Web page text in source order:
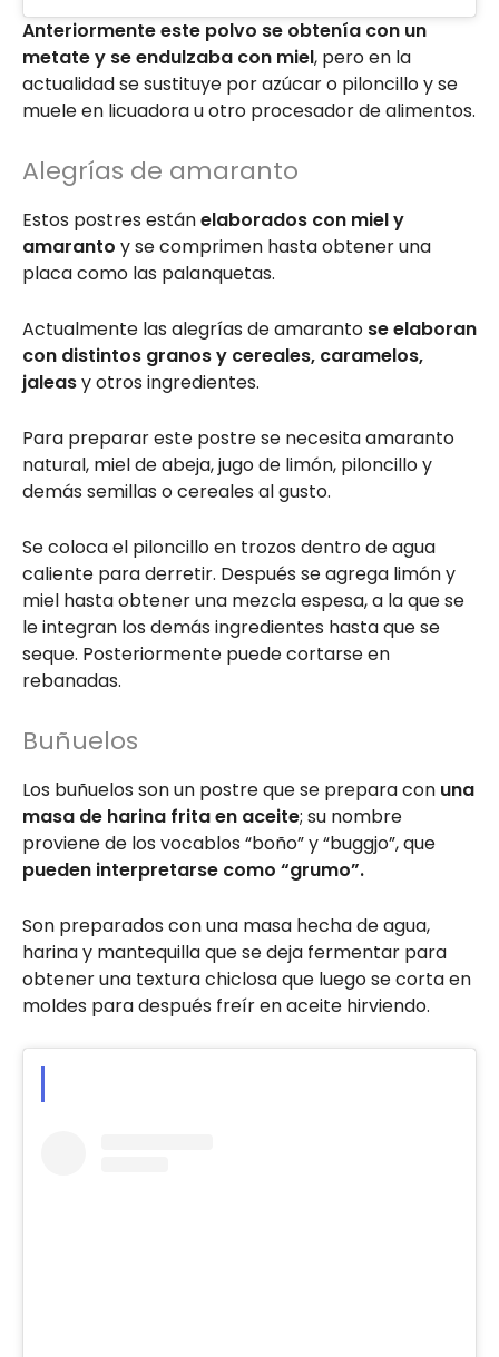
Anteriormente este polvo se obtenía con un
metate y se endulzaba con miel, pero en la
actualidad se sustituye por azúcar o piloncillo y se
muele en licuadora u otro procesador de alimentos.
Alegrías de amaranto
Estos postres estánelaborados con miel y
amaranto y se comprimen hasta obtener una
placa como las palanquetas.
Actualmente las alegrías de amaranto se elaboran
con distintos granos y cereales, caramelos,
jaleasy otros ingredientes.
Para preparar este postre se necesita amaranto
natural, miel de abeja, jugo de limón, piloncillo y
demás semillas o cereales al gusto.
Se coloca el piloncillo en trozos dentro de agua
caliente para derretir. Después se agrega limón y
miel hasta obtener una mezcla espesa, a la que se
le integran los demás ingredientes hasta que se
seque. Posteriormente puede cortarse en
rebanadas.
Buñuelos
Los buñuelos son un postre que se prepara con una
masa de harina frita en aceite; su nombre
proviene de los vocablos “boño” y “buggjo”, que
pueden interpretarse como “grumo”.
Son preparados con una masa hecha de agua,
harina y mantequilla que se deja fermentar para
obtener una textura chiclosa que luego se corta en
moldes para después freír en aceite hirviendo.